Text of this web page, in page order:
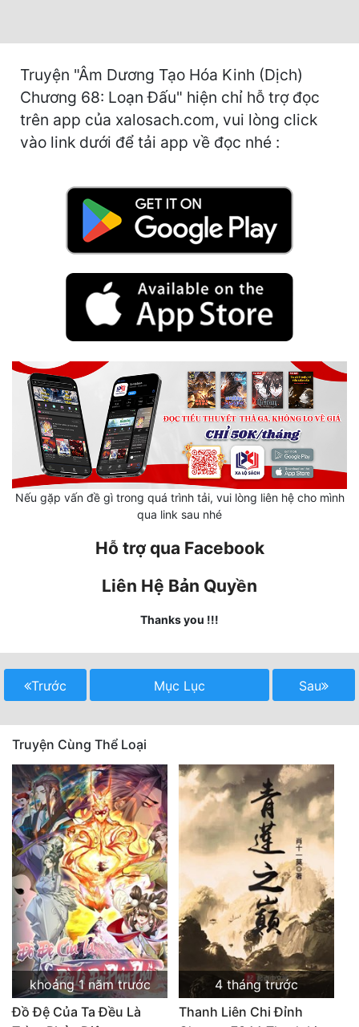
Dị Năng
Gia Đấu
Góc Nhìn Nam
Học Đường
Khoa Huyễn
Khoa Huyễn Không Gian
Kinh Dị
Kiếm Hiệp
Lịch Sử
Mưu Mô
Mỹ Thực
Ngôn Tình
Ngược
Nữ Cường
Nữ Phụ
Phong Thủy - Tâm Linh
Phương Tây
Phản Phái
Quan Trường
Truyện "Âm Dương Tạo Hóa Kinh (Dịch)
Chương 68: Loạn Đấu" hiện chỉ hỗ trợ đọc
trên app của xalosach.com, vui lòng click
vào link dưới để tải app về đọc nhé :
Nếu gặp vấn đề gì trong quá trình tải, vui lòng liên hệ cho mình
qua link sau nhé
Hỗ trợ qua Facebook
Liên Hệ Bản Quyền
Thanks you !!!
Trước Mục Lục Sau
Truyện Cùng Thể Loại
khoảng 1 năm trước
Đồ Đệ Của Ta Đều Là
4 tháng trước
Thanh Liên Chi Đỉnh